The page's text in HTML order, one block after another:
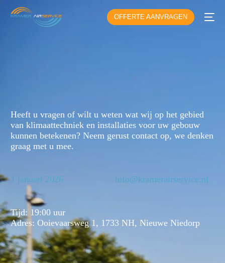
OFFERTE AANVRAGEN
Heeft u vragen of wilt u weten wat wij op het gebied
van klimaattechniek en installaties voor uw gebouw
kunnen betekenen? Neem gerust contact op, we denken
graag met u mee.
1 januari 2026 info@kramerairservice.nl
Tijd: 19:00 uur
Adres: Ooievaarsweg 1, 1733 NH, Nieuwe Niedorp